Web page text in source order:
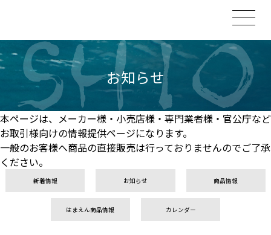
お知らせ
本ページは、メーカー様・小売店様・専門業者様・官公庁など
お取引様向けの情報提供ページになります。
一般のお客様へ商品の直接販売は行っておりませんのでご了承
ください。
新着情報 お知らせ 商品情報
はまえん商品情報 カレンダー